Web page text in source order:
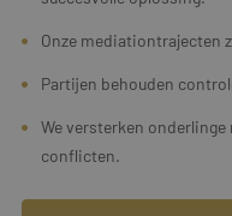
Onze mediationtrajecten
Partijen behouden
We versterken
conflicten.